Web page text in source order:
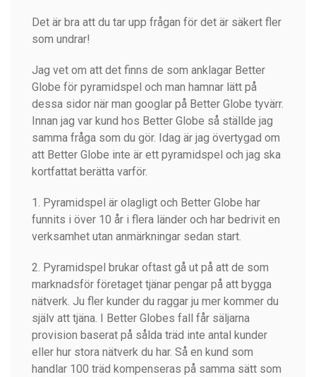
Det är bra att du tar upp frågan för det är säkert fler
som undrar!
Jag vet om att det finns de som anklagar Better
Globe för pyramidspel och man hamnar lätt på
dessa sidor när man googlar på Better Globe tyvärr.
Innan jag var kund hos Better Globe så ställde jag
samma fråga som du gör. Idag är jag övertygad om
att Better Globe inte är ett pyramidspel och jag ska
kortfattat berätta varför.
1. Pyramidspel är olagligt och Better Globe har
funnits i över 10 år i flera länder och har bedrivit en
verksamhet utan anmärkningar sedan start.
2. Pyramidspel brukar oftast gå ut på att de som
marknadsför företaget tjänar pengar på att bygga
nätverk. Ju fler kunder du raggar ju mer kommer du
själv att tjäna. I Better Globes fall får säljarna
provision baserat på sålda träd inte antal kunder
eller hur stora nätverk du har. Så en kund som
handlar 100 träd kompenseras på samma sätt som